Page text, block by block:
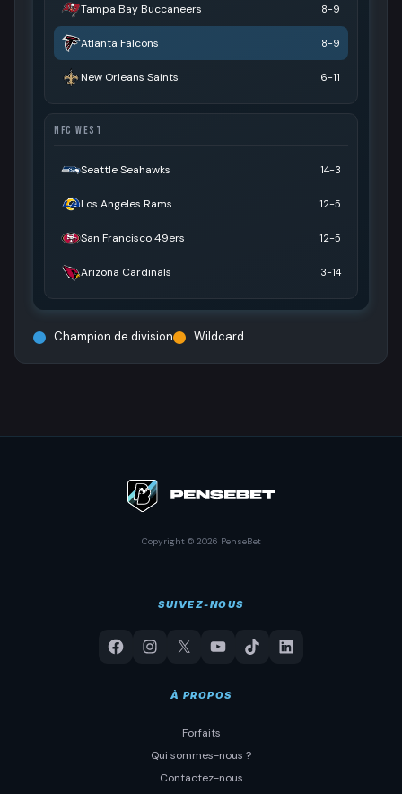
Tampa Bay Buccaneers 8-9
Atlanta Falcons 8-9
New Orleans Saints 6-11
NFC WEST
Seattle Seahawks 14-3
Los Angeles Rams 12-5
San Francisco 49ers 12-5
Arizona Cardinals 3-14
Champion de division Wildcard
Copyright © 2026 PenseBet
SUIVEZ-NOUS
À PROPOS
Forfaits
Qui sommes-nous ?
Contactez-nous